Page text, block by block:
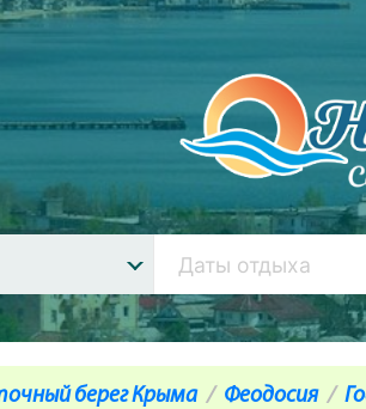
берег Крыма Феодосия